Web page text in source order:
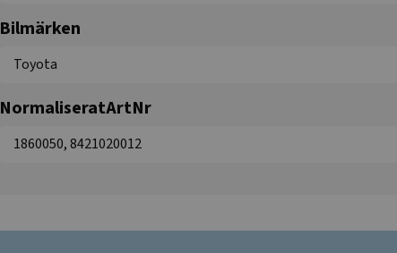
Bilmärken
Toyota
NormaliseratArtNr
1860050, 8421020012